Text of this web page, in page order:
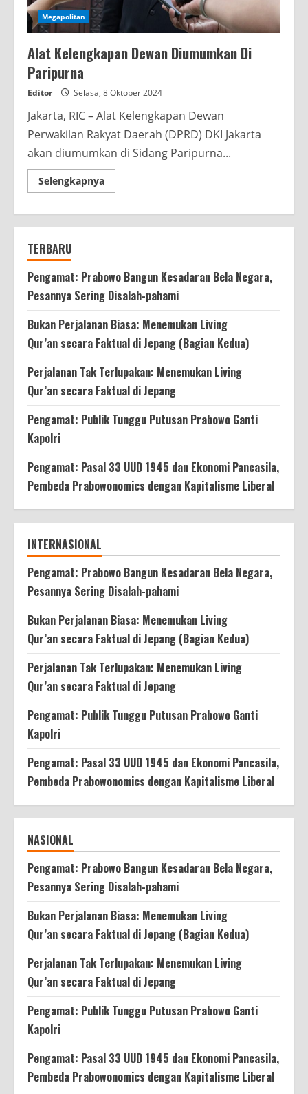
Megapolitan
Alat Kelengkapan Dewan Diumumkan Di
Paripurna
Editor Selasa, 8 Oktober 2024
Jakarta, RIC – Alat Kelengkapan Dewan
Perwakilan Rakyat Daerah (DPRD) DKI Jakarta
akan diumumkan di Sidang Paripurna...
SelengkapnyaRead
more
Dewan
Paripurna
TERBARU
Pengamat: Prabowo Bangun Kesadaran Bela Negara,
Pesannya Sering Disalah-pahami
Bukan Perjalanan Biasa: Menemukan Living
Qur’an secara Faktual di Jepang (Bagian Kedua)
Perjalanan Tak Terlupakan: Menemukan Living
Qur’an secara Faktual di Jepang
Pengamat: Publik Tunggu Putusan Prabowo Ganti
Kapolri
Pengamat: Pasal 33 UUD 1945 dan Ekonomi Pancasila,
Pembeda Prabowonomics dengan Kapitalisme Liberal
INTERNASIONAL
Pengamat: Prabowo Bangun Kesadaran Bela Negara,
Pesannya Sering Disalah-pahami
Bukan Perjalanan Biasa: Menemukan Living
Qur’an secara Faktual di Jepang (Bagian Kedua)
Perjalanan Tak Terlupakan: Menemukan Living
Qur’an secara Faktual di Jepang
Pengamat: Publik Tunggu Putusan Prabowo Ganti
Kapolri
Pengamat: Pasal 33 UUD 1945 dan Ekonomi Pancasila,
Pembeda Prabowonomics dengan Kapitalisme Liberal
NASIONAL
Pengamat: Prabowo Bangun Kesadaran Bela Negara,
Pesannya Sering Disalah-pahami
Bukan Perjalanan Biasa: Menemukan Living
Qur’an secara Faktual di Jepang (Bagian Kedua)
Perjalanan Tak Terlupakan: Menemukan Living
Qur’an secara Faktual di Jepang
Pengamat: Publik Tunggu Putusan Prabowo Ganti
Kapolri
Pengamat: Pasal 33 UUD 1945 dan Ekonomi Pancasila,
Pembeda Prabowonomics dengan Kapitalisme Liberal